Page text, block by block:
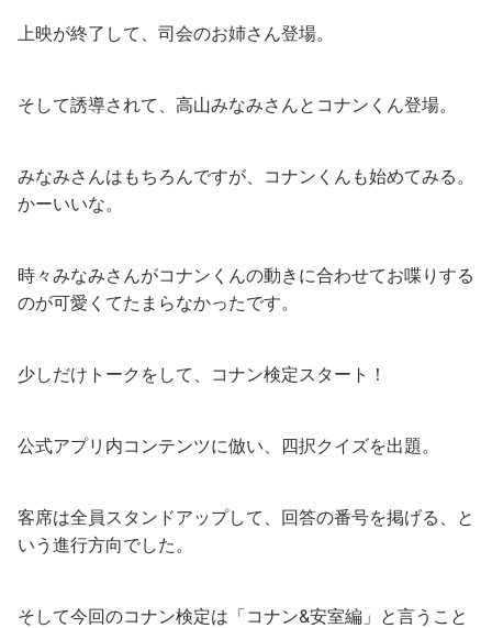
上映が終了して、司会のお姉さん登場。
そして誘導されて、高山みなみさんとコナンくん登場。
みなみさんはもちろんですが、コナンくんも始めてみる。
かーいいな。
時々みなみさんがコナンくんの動きに合わせてお喋りする
のが可愛くてたまらなかったです。
少しだけトークをして、コナン検定スタート！
公式アプリ内コンテンツに倣い、四択クイズを出題。
客席は全員スタンドアップして、回答の番号を掲げる、と
いう進行方向でした。
そして今回のコナン検定は「コナン&安室編」と言うこと